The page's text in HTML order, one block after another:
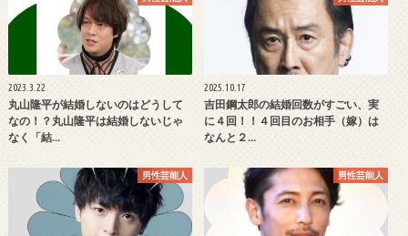
2023.3.22
丸山隆平が結婚しないのはどうして
なの！？丸山隆平は結婚しないじゃ
なく「結…
2025.10.17
吉田鋼太郎の結婚回数がすごい、実
に４回！！４回目のお相手（嫁）は
なんと２…
男性芸能人 男性芸能人